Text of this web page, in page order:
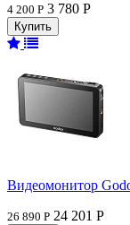
4 200 Р 3 780 Р
Видеомонитор
26 890 Р 24 201 Р